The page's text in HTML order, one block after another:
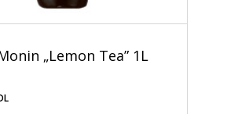
„Lemon Tea” 1L